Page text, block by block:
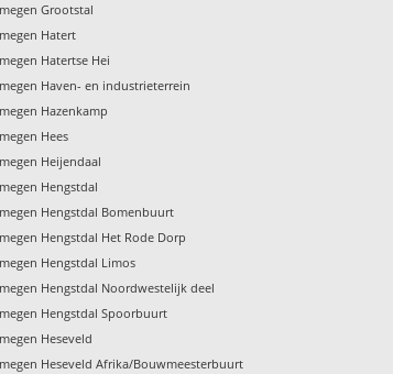
Grootstal
Hatert
Hatertse Hei
Haven- en industrieterrein
Hazenkamp
Hees
Heijendaal
Hengstdal
Hengstdal Bomenbuurt
Hengstdal Het Rode Dorp
Hengstdal Limos
Hengstdal Noordwestelijk deel
Hengstdal Spoorbuurt
Heseveld
Heseveld Afrika/Bouwmeesterbuurt